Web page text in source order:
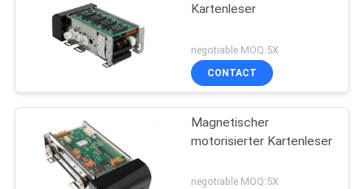
Kartenleser
negotiable MOQ:5X
CONTACT
Magnetischer
motorisierter Kartenleser
negotiable MOQ:5X